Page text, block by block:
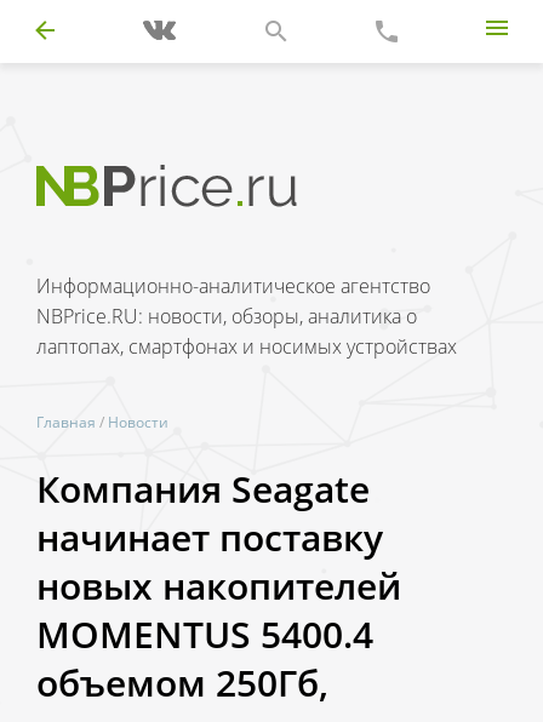
Информационно-аналитическое агентство
NBPrice.RU: новости, обзоры, аналитика о
лаптопах, смартфонах и носимых устройствах
Главная / Новости
Компания Seagate
начинает поставку
новых накопителей
MOMENTUS 5400.4
объемом 250Гб,